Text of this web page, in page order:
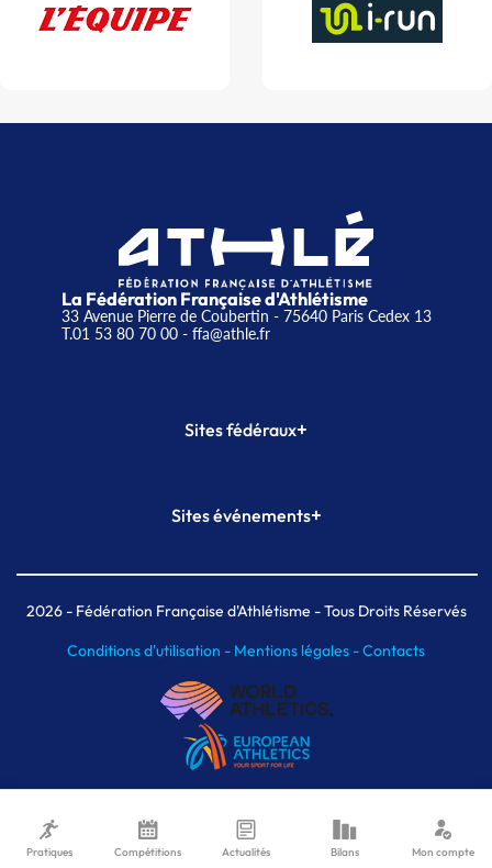
La Fédération Française d'Athlétisme
33 Avenue Pierre de Coubertin - 75640 Paris Cedex 13
T.01 53 80 70 00- ffa@athle.fr
Sites fédéraux+
Plateforme Formation
Sites événements+
Meeting de Paris indoor
MAIF Ekiden de Paris
2026- Fédération Française d'Athlétisme - Tous Droits Réservés
Conditions d'utilisation - Mentions légales -Contacts
Pratiques Compétitions Actualités Bilans Mon compte